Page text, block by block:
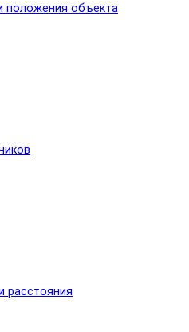
положения объекта
расстояния